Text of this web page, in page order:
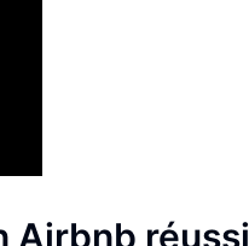
Airbnb réussi